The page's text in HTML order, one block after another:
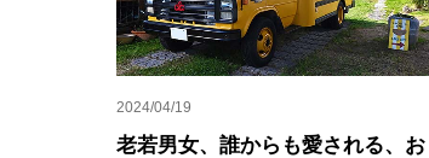
2024/04/19
老若男女、誰からも愛される、お